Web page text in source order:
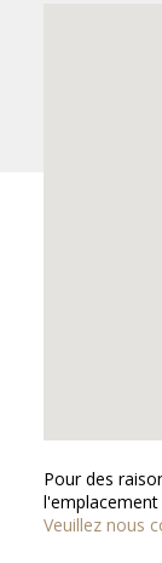
Pour des
Veuillez nous